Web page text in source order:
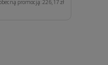
promocją: 226,17 zł